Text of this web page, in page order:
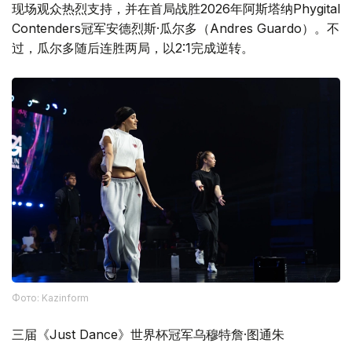
现场观众热烈支持，并在首局战胜2026年阿斯塔纳Phygital
Contenders冠军安德烈斯·瓜尔多（Andres Guardo）。不
过，瓜尔多随后连胜两局，以2:1完成逆转。
Фото: Kazinform
三届《Just Dance》世界杯冠军乌穆特詹·图通朱